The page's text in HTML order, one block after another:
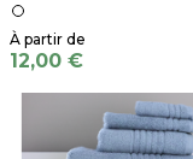
12,00 €